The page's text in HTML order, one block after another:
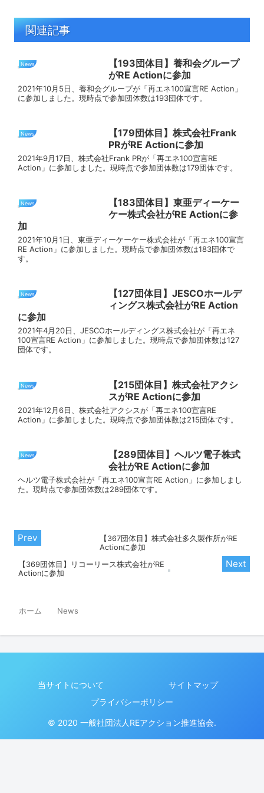
関連記事
News
【193団体目】養和会グループ
がRE Actionに参加
2021年10月5日、養和会グループが「再エネ100宣言RE Action」
に参加しました。現時点で参加団体数は193団体です。
News
【179団体目】株式会社Frank
PRがRE Actionに参加
2021年9月17日、株式会社Frank PRが「再エネ100宣言RE
Action」に参加しました。現時点で参加団体数は179団体です。
News
【183団体目】東亜ディーケー
ケー株式会社がRE Actionに参
加
2021年10月1日、東亜ディーケーケー株式会社が「再エネ100宣言
RE Action」に参加しました。現時点で参加団体数は183団体で
す。
News
【127団体目】JESCOホールデ
ィングス株式会社がRE Action
に参加
2021年4月20日、JESCOホールディングス株式会社が「再エネ
100宣言RE Action」に参加しました。現時点で参加団体数は127
団体です。
News
【215団体目】株式会社アクシ
スがRE Actionに参加
2021年12月6日、株式会社アクシスが「再エネ100宣言RE
Action」に参加しました。現時点で参加団体数は215団体です。
News
【289団体目】ヘルツ電子株式
会社がRE Actionに参加
ヘルツ電子株式会社が「再エネ100宣言RE Action」に参加しまし
た。現時点で参加団体数は289団体です。
【367団体目】株式会社多久製作所がRE
Actionに参加
【369団体目】リコーリース株式会社がRE
Actionに参加
ホーム News
当サイトについて
サイトマップ
プライバシーポリシー
© 2020 一般社団法人REアクション推進協会.